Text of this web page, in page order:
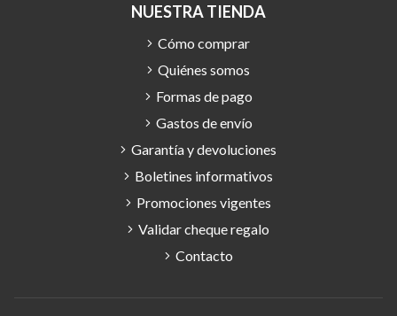
NUESTRA TIENDA
Cómo comprar
Quiénes somos
Formas de pago
Gastos de envío
Garantía y devoluciones
Boletines informativos
Promociones vigentes
Validar cheque regalo
Contacto